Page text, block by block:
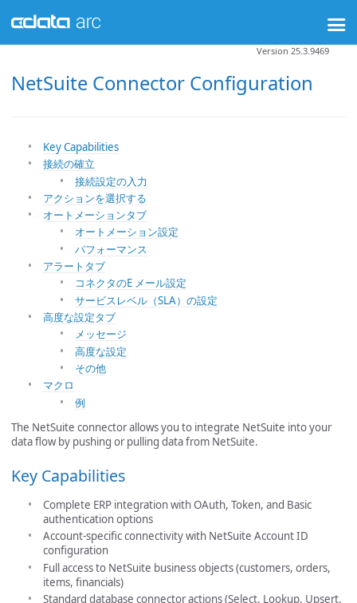
NetSuite Connector Configuration
Version 25.3.9469
Key Capabilities
接続の確立
接続設定の入力
アクションを選択する
オートメーションタブ
オートメーション設定
パフォーマンス
アラートタブ
コネクタのE メール設定
サービスレベル（SLA）の設定
高度な設定タブ
メッセージ
高度な設定
その他
マクロ
例
The NetSuite connector allows you to integrate NetSuite into your
data flow by pushing or pulling data from NetSuite.
Key Capabilities
Complete ERP integration with OAuth, Token, and Basic
authentication options
Account-specific connectivity with NetSuite Account ID
configuration
Full access to NetSuite business objects (customers, orders,
items, financials)
Standard database connector actions (Select, Lookup, Upsert,